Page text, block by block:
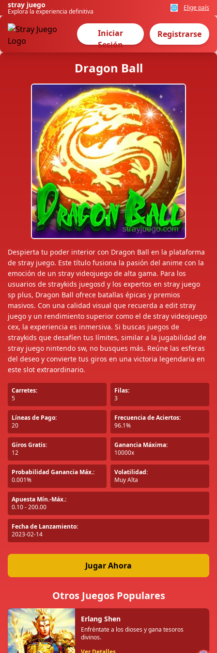
stray juego
Explora la experiencia definitiva 🌐 Elige país
Iniciar
Sesión
Registrarse
Dragon Ball
Despierta tu poder interior con Dragon Ball en la plataforma
de stray juego. Este título fusiona la pasión del anime con la
emoción de un stray videojuego de alta gama. Para los
usuarios de straykids juegosd y los expertos en stray juego
sp plus, Dragon Ball ofrece batallas épicas y premios
masivos. Con una calidad visual que recuerda a edit stray
juego y un rendimiento superior como el de stray videojuego
cex, la experiencia es inmersiva. Si buscas juegos de
straykids que desafíen tus límites, similar a la jugabilidad de
stray juego nintendo sw, no busques más. Reúne las esferas
del deseo y convierte tus giros en una victoria legendaria en
este slot extraordinario.
Carretes:
5
Filas:
3
Líneas de Pago:
20
Frecuencia de Aciertos:
96.1%
Giros Gratis:
12
Ganancia Máxima:
10000x
Probabilidad Ganancia Máx.:
0.001%
Volatilidad:
Muy Alta
Apuesta Mín.-Máx.:
0.10 - 200.00
Fecha de Lanzamiento:
2023-02-14
Jugar Ahora
Otros Juegos Populares
Erlang Shen
Enfréntate a los dioses y gana tesoros
divinos.